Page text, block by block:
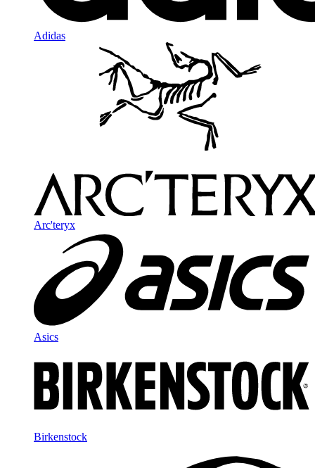
Adidas
Arc'teryx
Asics
Birkenstock